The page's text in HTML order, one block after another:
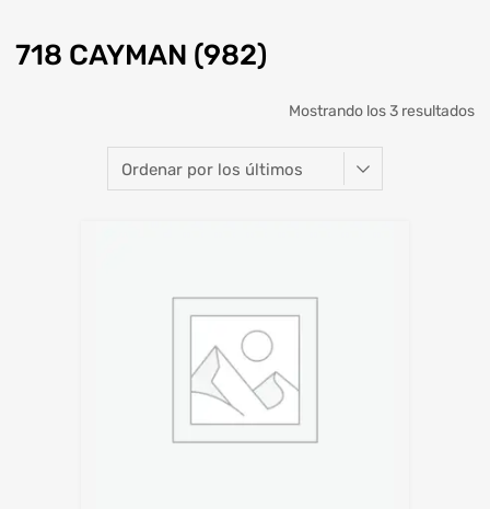
718 CAYMAN (982)
Mostrando los 3 resultados